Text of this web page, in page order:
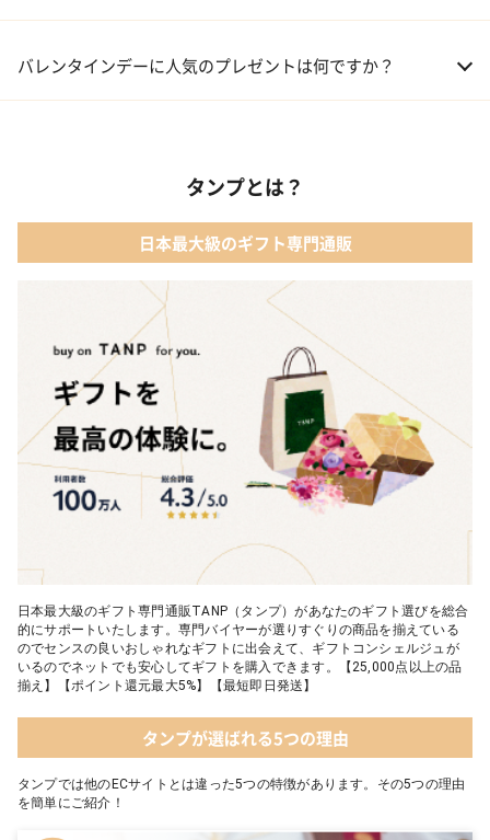
02 メイクアップ
04 ファッション小物
05 入浴剤・バスケア
バレンタインデーに人気のプレゼントは何ですか？
02 【名入れギフト】フラワーティントリップ［日本限定ピンクゴ
03 ショコラフレナチュール
04 ＜クランチチョコレート＞ダーク＆ミルク＆キャラメル＆ホワ
イト 60g
05 葉山のショコラ・カロ＜4個入＞
タンプとは？
日本最大級のギフト専門通販
日本最大級のギフト専門通販TANP（タンプ）があなたのギフト選びを総合
的にサポートいたします。専門バイヤーが選りすぐりの商品を揃えている
のでセンスの良いおしゃれなギフトに出会えて、ギフトコンシェルジュが
いるのでネットでも安心してギフトを購入できます。【25,000点以上の品
揃え】【ポイント還元最大5%】【最短即日発送】
タンプが選ばれる5つの理由
タンプでは他のECサイトとは違った5つの特徴があります。その5つの理由
を簡単にご紹介！